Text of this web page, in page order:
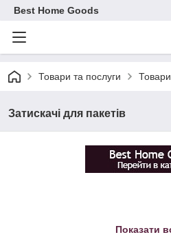
Best Home Goods
Товари та послуги
Затискачі для пакетів
Показати